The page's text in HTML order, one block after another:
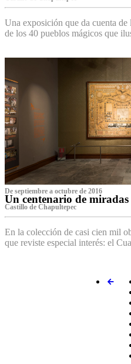
Una exposición que da cuenta
de los 40 pueblos mágicos que
De septiembre a octubre de 2016
Un centenario de miradas
Castillo de Chapultepec
En la colección de casi cien mil
que reviste especial interés: el